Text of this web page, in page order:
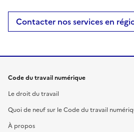
Contacter nos services en
Code du travail numérique
Le droit du travail
Quoi de neuf sur le Code du travail
À propos